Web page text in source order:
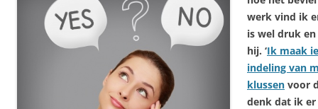
werk vind ik
is wel druk en
hij. ‘Ik maak
indeling van
klussen voor
denk dat ik er